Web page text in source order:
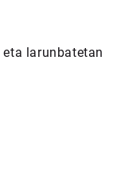
larunbatetan